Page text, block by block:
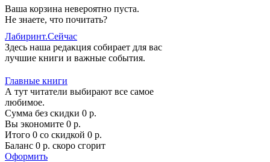
Ваша корзина невероятно пуста.
Не знаете, что почитать?
Лабиринт.Сейчас
Здесь наша редакция собирает для вас
лучшие книги и важные события.
Главные книги
А тут читатели выбирают все самое
любимое.
Сумма без скидки 0 р.
Вы экономите 0 р.
Итого 0 со скидкой 0 р.
Баланс 0 р. скоро сгорит
Оформить